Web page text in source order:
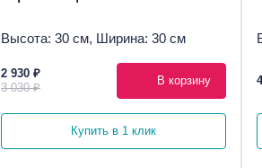
Высота: 30 см, Ширина: 30 см
2 930 ₽
3 030 ₽
В корзину
Купить в 1 клик